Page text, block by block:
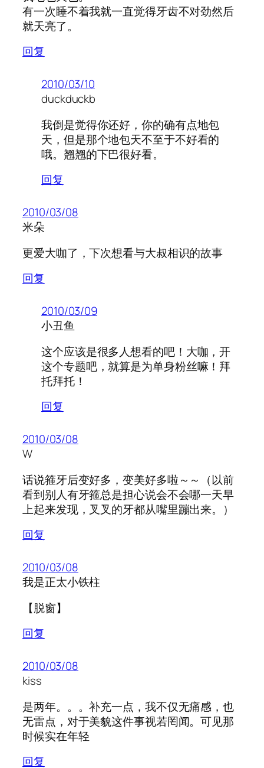
有一次睡不着我就一直觉得牙齿不对劲然后
就天亮了。
回复
2010/03/10
duckduckb
我倒是觉得你还好，你的确有点地包
天，但是那个地包天不至于不好看的
哦。翘翘的下巴很好看。
回复
2010/03/08
米朵
更爱大咖了，下次想看与大叔相识的故事
回复
2010/03/09
小丑鱼
这个应该是很多人想看的吧！大咖，开
这个专题吧，就算是为单身粉丝嘛！拜
托拜托！
回复
2010/03/08
W
话说箍牙后变好多，变美好多啦～～（以前
看到别人有牙箍总是担心说会不会哪一天早
上起来发现，叉叉的牙都从嘴里蹦出来。）
回复
2010/03/08
我是正太小铁柱
【脱窗】
回复
2010/03/08
kiss
是两年。。。补充一点，我不仅无痛感，也
无雷点，对于美貌这件事视若罔闻。可见那
时候实在年轻
回复